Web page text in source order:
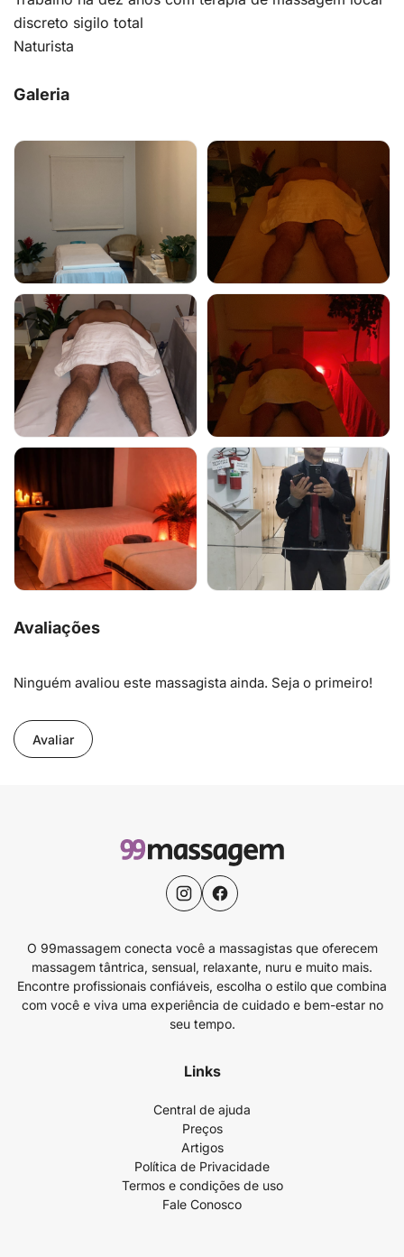
discreto sigilo total
Naturista
Galeria
Avaliações
Ninguém avaliou este massagista ainda. Seja o primeiro!
Avaliar
O 99massagem conecta você a massagistas que oferecem
massagem tântrica, sensual, relaxante, nuru e muito mais.
Encontre profissionais confiáveis, escolha o estilo que combina
com você e viva uma experiência de cuidado e bem-estar no
seu tempo.
Links
Central de ajuda
Preços
Artigos
Política de Privacidade
Termos e condições de uso
Fale Conosco